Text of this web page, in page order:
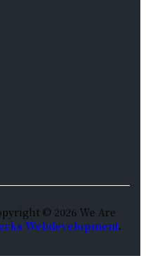
© 2026 We Are
Webdevelopment.